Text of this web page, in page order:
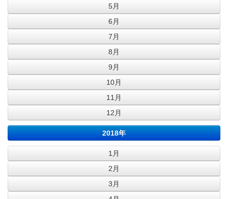
5月
6月
7月
8月
9月
10月
11月
12月
2018年
1月
2月
3月